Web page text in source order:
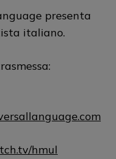
presenta
italiano.
hmul